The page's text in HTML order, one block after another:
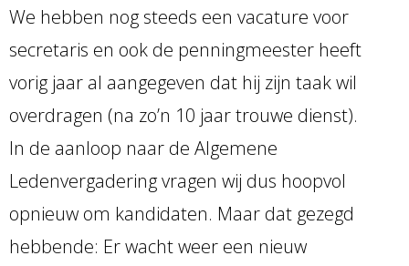
We hebben nog steeds een vacature voor
secretaris en ook de penningmeester heeft
vorig jaar al aangegeven dat hij zijn taak wil
overdragen (na zo’n 10 jaar trouwe dienst).
In de aanloop naar de Algemene
Ledenvergadering vragen wij dus hoopvol
opnieuw om kandidaten. Maar dat gezegd
hebbende: Er wacht weer een nieuw